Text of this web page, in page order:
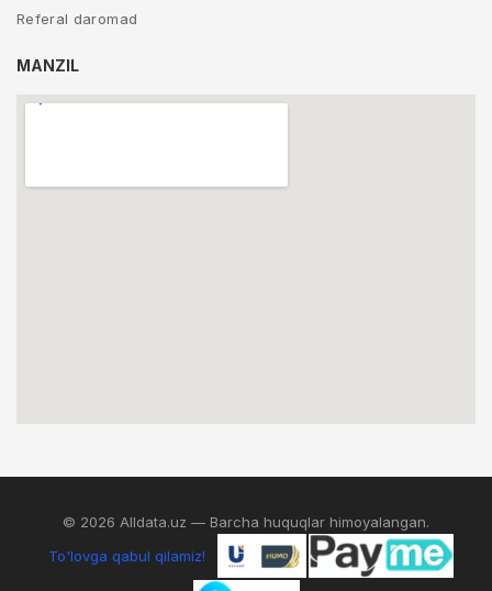
Referal daromad
MANZIL
© 2026 Alldata.uz — Barcha huquqlar himoyalangan.
To'lovga qabul qilamiz!